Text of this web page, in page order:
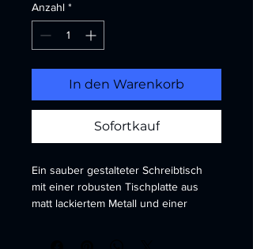
Anzahl *
In den Warenkorb
Sofortkauf
Ein sauber gestalteter Schreibtisch
mit einer robusten Tischplatte aus
matt lackiertem Metall und einer